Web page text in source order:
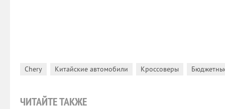
Chery Китайские автомобили Кроссоверы
ЧИТАЙТЕ ТАКЖЕ